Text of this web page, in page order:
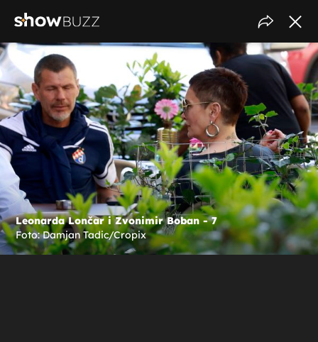
Leonarda Lončar i Zvonimir Boban - 7
Foto: Damjan Tadic/Cropix